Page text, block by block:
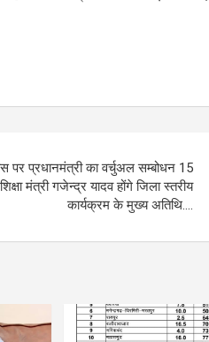
पर प्रधानमंत्री का वर्चुअल सम्बोधन 15
मंत्री गजेन्द्र यादव होंगे जिला स्तरीय
कार्यक्रम के मुख्य अतिथि….